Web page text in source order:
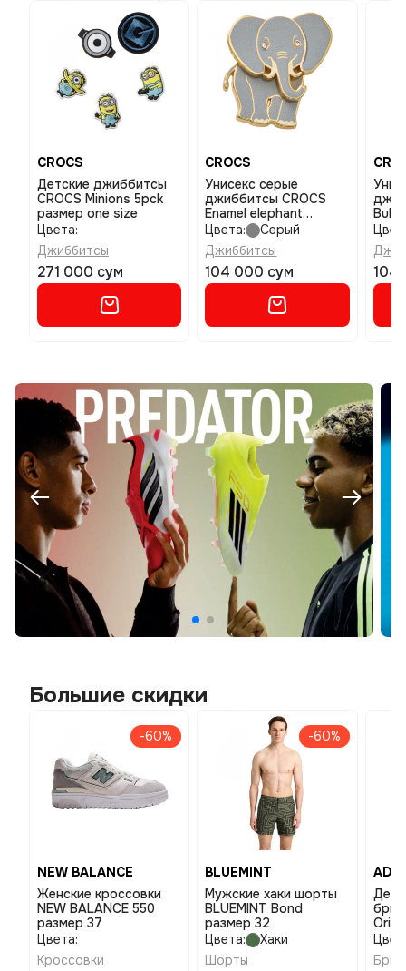
CROCS
Детские джиббитсы
CROCS Minions 5pck
размер one size
Цвета:
Джиббитсы
271 000 сум
CROCS
Унисекс серые
джиббитсы CROCS
Enamel elephant
размер one size
Цвета:
Серый
Джиббитсы
104 000 сум 104
Большие скидки
-60%
NEW BALANCE
Женские кроссовки
NEW BALANCE 550
размер 37
Цвета:
Кроссовки
-60%
BLUEMINT
Мужские хаки шорты
BLUEMINT Bond
размер 32
Цвета:
Хаки
Шорты